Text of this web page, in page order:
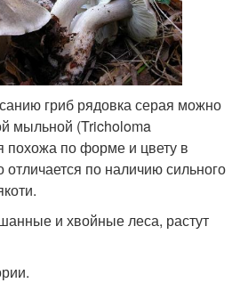
гриб рядовка серая можно
мыльной (Tricholoma
похожа по форме и цвету в
по наличию сильного
и хвойные леса, растут